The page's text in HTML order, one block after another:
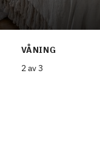
VÅNING
2 av 3